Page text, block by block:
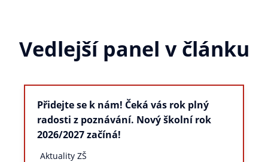
Vedlejší panel v článku
Přidejte se k nám! Čeká vás rok plný
radosti z poznávání. Nový školní rok
2026/2027 začíná!
Aktuality ZŠ